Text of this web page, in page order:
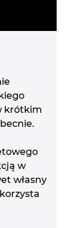
krótkim
w
własny